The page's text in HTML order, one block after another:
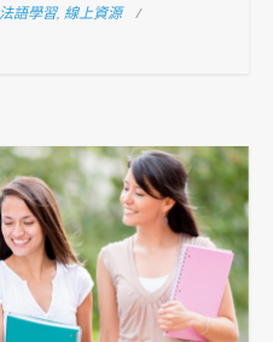
法語學習, 線上資源